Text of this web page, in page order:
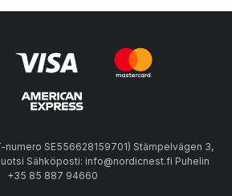
numero SE556628159701) Stämpelvägen 3,
Sähköposti: info@nordicnest.fi Puhelin
+35 85 887 94660